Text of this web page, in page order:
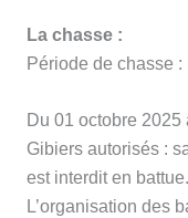
La chasse :
Période de chasse :
Du 01 octobre 2025
Gibiers autorisés :
est interdit en battue.
L’organisation des